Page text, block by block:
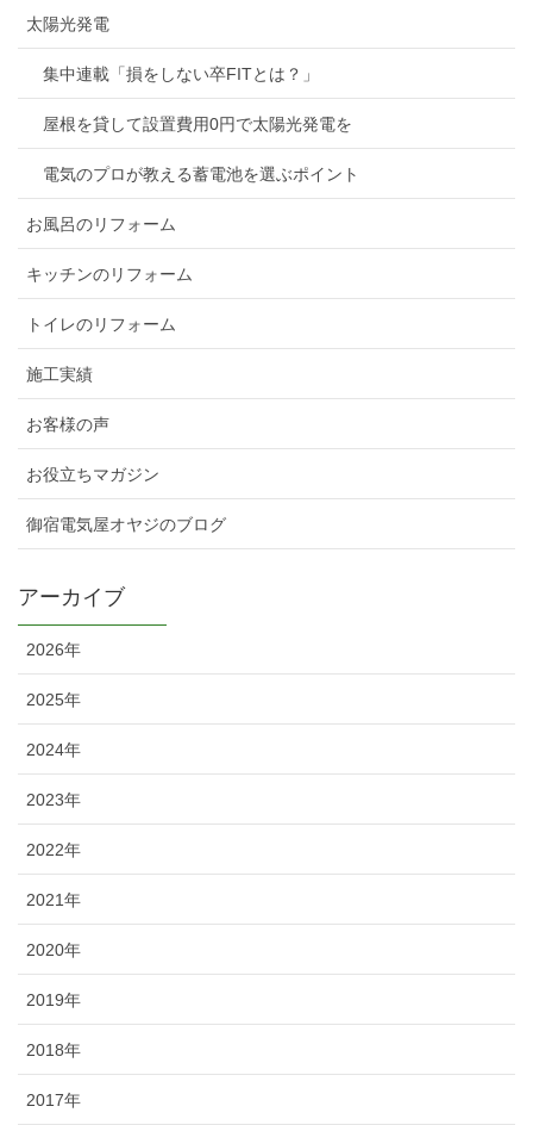
太陽光発電
集中連載「損をしない卒FITとは？」
屋根を貸して設置費用0円で太陽光発電を
電気のプロが教える蓄電池を選ぶポイント
お風呂のリフォーム
キッチンのリフォーム
トイレのリフォーム
施工実績
お客様の声
お役立ちマガジン
御宿電気屋オヤジのブログ
アーカイブ
2026年
2025年
2024年
2023年
2022年
2021年
2020年
2019年
2018年
2017年